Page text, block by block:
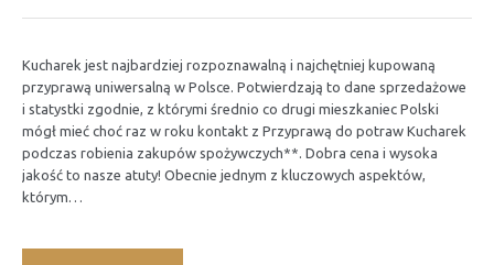
Kucharek jest najbardziej rozpoznawalną i najchętniej kupowaną
przyprawą uniwersalną w Polsce. Potwierdzają to dane sprzedażowe
i statystki zgodnie, z którymi średnio co drugi mieszkaniec Polski
mógł mieć choć raz w roku kontakt z Przyprawą do potraw Kucharek
podczas robienia zakupów spożywczych**. Dobra cena i wysoka
jakość to nasze atuty! Obecnie jednym z kluczowych aspektów,
którym…